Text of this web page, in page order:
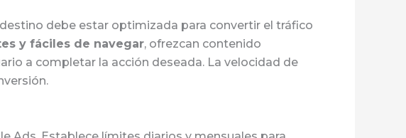
debe estar optimizada para convertir el tráfico
y fáciles de navegar, ofrezcan contenido
a completar la acción deseada. La velocidad de